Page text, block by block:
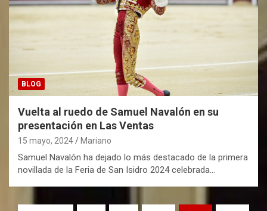
BLOG
Vuelta al ruedo de Samuel Navalón en su
presentación en Las Ventas
15 mayo, 2024 Mariano
Samuel Navalón ha dejado lo más destacado de la primera
novillada de la Feria de San Isidro 2024 celebrada…